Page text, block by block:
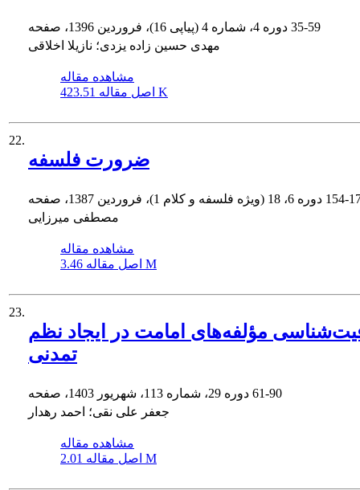
35-59
مهدی حسین زاده یزدی؛ نازیلا اخلاقی
مشاهده مقاله
اصل مقاله 423.51 K
22.
ضرورت فلسفه
154-
مصطفی میرزایی
مشاهده مقاله
اصل مقاله 3.46 M
23.
مؤلفه‌های امامت در ایجاد نظم
تمدنی
61-90
جعفر علی نقی؛ احمد رهدار
مشاهده مقاله
اصل مقاله 2.01 M